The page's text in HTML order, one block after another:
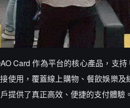
Card 作為平台的核心產品，支
使用，覆蓋線上購物、餐飲娛樂
提供了真正高效、便捷的支付體驗。